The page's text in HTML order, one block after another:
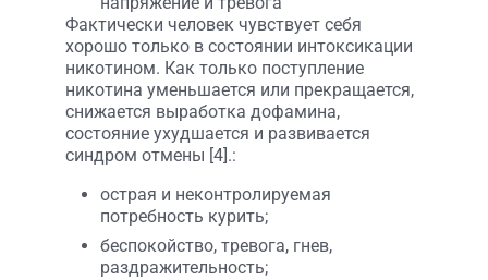
Фактически человек чувствует себя
хорошо только в состоянии интоксикации
никотином. Как только поступление
никотина уменьшается или прекращается,
снижается выработка дофамина,
состояние ухудшается и развивается
синдром отмены [4].:
острая и неконтролируемая
потребность курить;
беспокойство, тревога, гнев,
раздражительность;